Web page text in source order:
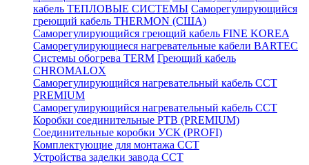
кабель ТЕПЛОВЫЕ СИСТЕМЫ Саморегулирующийся
греющий кабель THERMON (США)
Саморегулирующийся греющий кабель FINE KOREA
Саморегулирующиеся нагревательные кабели BARTEC
Системы обогрева TERM Греющий кабель
CHROMALOX
Саморегулирующийся нагревательный кабель ССТ
PREMIUM
Саморегулирующийся нагревательный кабель ССТ
Коробки соединительные РТВ (PREMIUM)
Соединительные коробки УСК (PROFI)
Комплектующие для монтажа ССТ
Устройства заделки завода ССТ